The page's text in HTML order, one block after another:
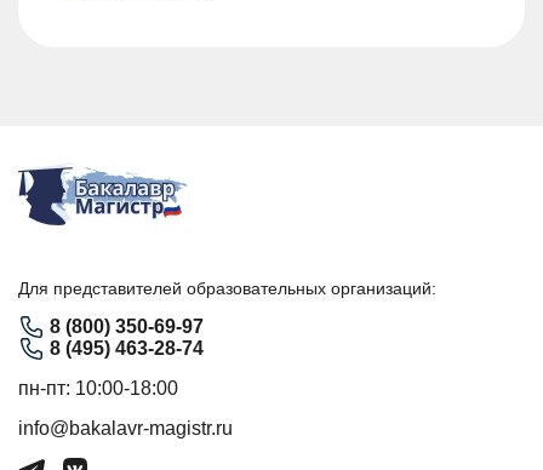
Для представителей образовательных организаций:
8 (800) 350-69-97
8 (495) 463-28-74
пн-пт: 10:00-18:00
info@bakalavr-magistr.ru